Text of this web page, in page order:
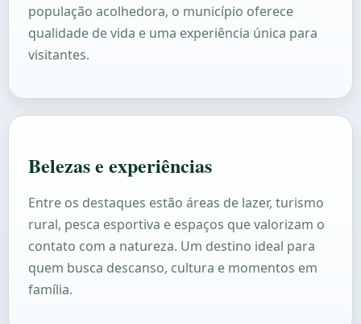
população acolhedora, o município oferece
qualidade de vida e uma experiência única para
visitantes.
Belezas e experiências
Entre os destaques estão áreas de lazer, turismo
rural, pesca esportiva e espaços que valorizam o
contato com a natureza. Um destino ideal para
quem busca descanso, cultura e momentos em
família.